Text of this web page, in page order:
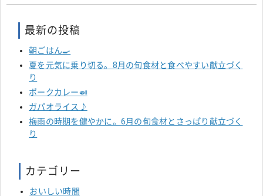
最新の投稿
朝ごはん🍳
夏を元気に乗り切る。8月の旬食材と食べやすい献立づく
り
ポークカレー🍛
ガパオライス♪
梅雨の時期を健やかに。6月の旬食材とさっぱり献立づく
り
カテゴリー
おいしい時間